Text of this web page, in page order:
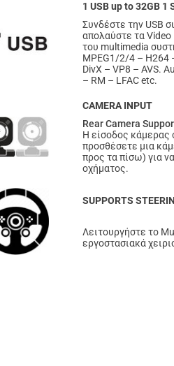
1 USB up to 32GB 1
Συνδέστε την USB
απολαύστε τα Video
του multimedia
MPEG1/2/4 – H264
DivX – VP8 – AVS.
– RM – LFAC etc.
CAMERA INPUT
Rear Camera
Η είσοδος κάμερας
προσθέσετε μια
προς τα πίσω) για
οχήματος.
SUPPORTS
Λειτουργήστε το
εργοστασιακά